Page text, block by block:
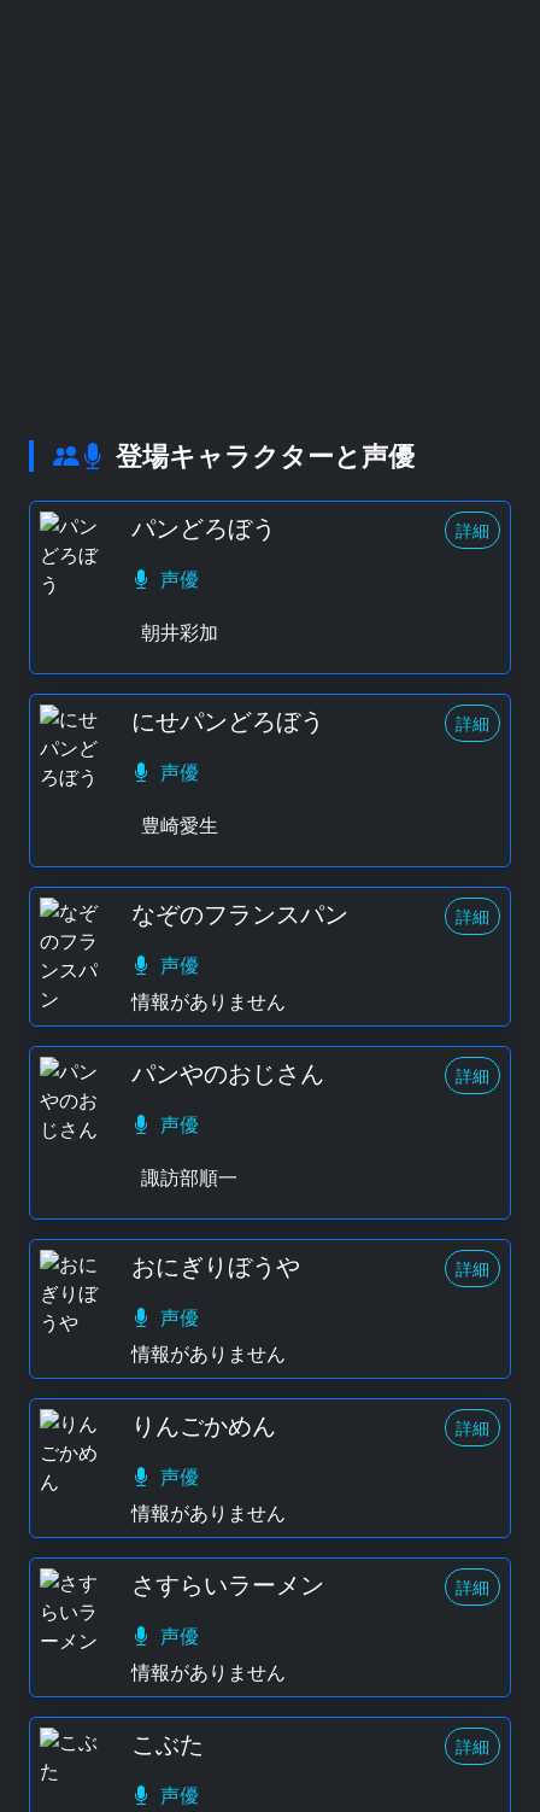
登場キャラクターと声優
パンどろぼう 詳細
声優
朝井彩加
にせパンどろぼう 詳細
声優
豊崎愛生
なぞのフランスパン 詳細
声優
情報がありません
パンやのおじさん 詳細
声優
諏訪部順一
おにぎりぼうや 詳細
声優
情報がありません
りんごかめん 詳細
声優
情報がありません
さすらいラーメン 詳細
声優
情報がありません
こぶた 詳細
声優